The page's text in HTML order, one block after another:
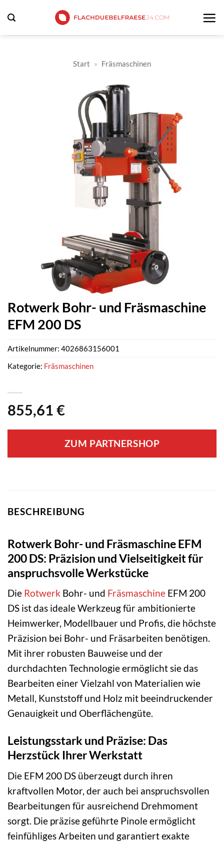
Inhalt
springen
Start » Fräsmaschinen
Rotwerk Bohr- und Fräsmaschine
EFM 200 DS
855,61 €
ZUM PARTNERSHOP
Artikelnummer: 4026863156001
Kategorie: Fräsmaschinen
BESCHREIBUNG
Rotwerk Bohr- und Fräsmaschine EFM
200 DS: Präzision und Vielseitigkeit für
anspruchsvolle Werkstücke
Die Rotwerk Bohr- und Fräsmaschine EFM 200
DS ist das ideale Werkzeug für ambitionierte
Heimwerker, Modellbauer und Profis, die höchste
Präzision bei Bohr- und Fräsarbeiten benötigen.
Mit ihrer robusten Bauweise und der
durchdachten Technologie ermöglicht sie das
Bearbeiten einer Vielzahl von Materialien wie
Metall, Kunststoff und Holz mit beeindruckender
Genauigkeit und Oberflächengüte.
Leistungsstark und Präzise: Das
Herzstück Ihrer Werkstatt
Die EFM 200 DS überzeugt durch ihren
kraftvollen Motor, der auch bei anspruchsvollen
Bearbeitungen für ausreichend Drehmoment
sorgt. Die präzise geführte Pinole ermöglicht
feinfühliges Arbeiten und garantiert exakte